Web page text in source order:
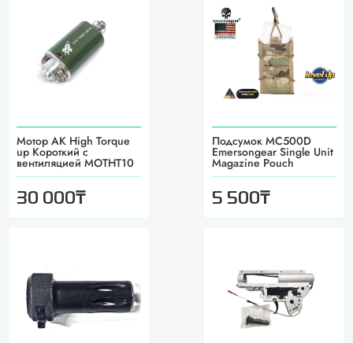
Мотор АК High Torque
up Короткий с
вентиляцией MOTHT10
30 000₸
Подсумок MC500D
Emersongear Single Unit
Magazine Pouch
5 500₸